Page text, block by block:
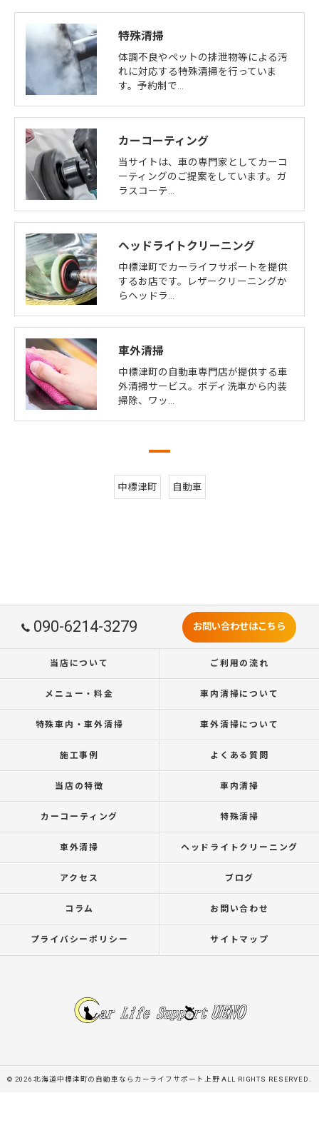
特殊清掃
体調不良やペットの排泄物等による汚
れに対応する特殊清掃を行っていま
す。予約制で…
カーコーティング
当サイトは、車の専門家としてカーコ
ーティングのご提案をしています。ガ
ラスコーテ…
ヘッドライトクリーニング
中標津町でカーライフサポートを提供
するお店です。レザークリーニングか
らヘッドラ…
車外清掃
中標津町の自動車専門店が提供する車
外清掃サービス。ボディ洗車から内装
掃除、ワッ…
中標津町 自動車
090-6214-3279 お問い合わせはこちら
当店について ご利用の流れ
メニュー・料金 車内清掃について
特殊車内・車外清掃 車外清掃について
施工事例 よくある質問
当店の特徴 車内清掃
カーコーティング 特殊清掃
車外清掃 ヘッドライトクリーニング
アクセス ブログ
コラム お問い合わせ
プライバシーポリシー サイトマップ
© 2026 北海道中標津町の自動車ならカーライフサポート上野 ALL RIGHTS RESERVED.